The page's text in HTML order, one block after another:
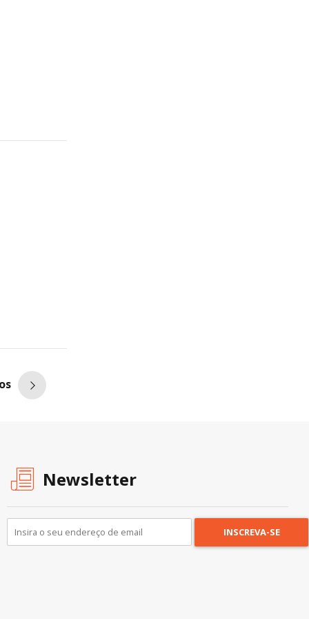
Newsletter